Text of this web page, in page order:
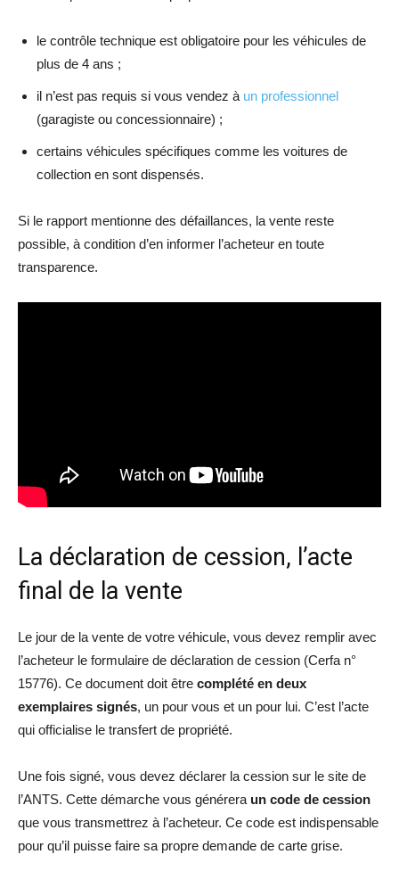
le contrôle technique est obligatoire pour les véhicules de
plus de 4 ans ;
il n’est pas requis si vous vendez à un professionnel
(garagiste ou concessionnaire) ;
certains véhicules spécifiques comme les voitures de
collection en sont dispensés.
Si le rapport mentionne des défaillances, la vente reste
possible, à condition d’en informer l’acheteur en toute
transparence.
La déclaration de cession, l’acte
final de la vente
Le jour de la vente de votre véhicule, vous devez remplir avec
l’acheteur le formulaire de déclaration de cession (Cerfa n°
15776). Ce document doit être complété en deux
exemplaires signés, un pour vous et un pour lui. C’est l’acte
qui officialise le transfert de propriété.
Une fois signé, vous devez déclarer la cession sur le site de
l’ANTS. Cette démarche vous générera un code de cession
que vous transmettrez à l’acheteur. Ce code est indispensable
pour qu’il puisse faire sa propre demande de carte grise.